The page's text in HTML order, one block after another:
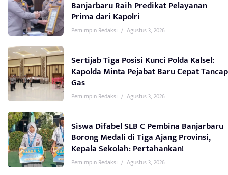
Banjarbaru Raih Predikat Pelayanan
Prima dari Kapolri
Pemimpin Redaksi / Agustus 3, 2026
Sertijab Tiga Posisi Kunci Polda Kalsel:
Kapolda Minta Pejabat Baru Cepat Tancap
Gas
Pemimpin Redaksi / Agustus 3, 2026
Siswa Difabel SLB C Pembina Banjarbaru
Borong Medali di Tiga Ajang Provinsi,
Kepala Sekolah: Pertahankan!
Pemimpin Redaksi / Agustus 3, 2026